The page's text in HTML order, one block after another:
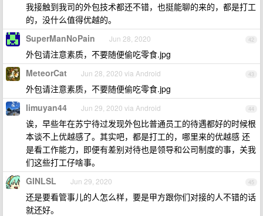
我接触到我司的外包技术都还不错，也挺能聊的来的，都是打工
的，没什么值得优越的。
42
SuperManNoPain Jun 28, 2020
外包请注意素质，不要随便偷吃零食.jpg
43
MeteorCat Jun 28, 2020 via Android
外包请注意素质，不要随便偷吃零食.jpg
44
limuyan44 Jun 29, 2020 via Android
诶，早些年在苏宁待过发现外包比普通员工的待遇都好的时候根
本谈不上优越感了。其实吧，都是打工的，哪里来的优越感 还
是看工作能力，即便有差别对待也是领导和公司制度的事，关我
们这些打工仔啥事。
45
GINLSL Jun 29, 2020
还是要看管事儿的人怎么样，要是甲方跟你们对接的人不错的话
就还好。